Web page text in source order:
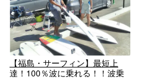
【福島・サーフィン】最短上
達！100％波に乗れる！！波乗